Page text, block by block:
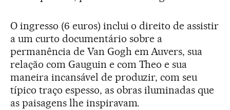
O ingresso (6 euros) inclui o direito de assistir
a um curto documentário sobre a
permanência de Van Gogh em Auvers, sua
relação com Gauguin e com Theo e sua
maneira incansável de produzir, com seu
típico traço espesso, as obras iluminadas que
as paisagens lhe inspiravam.